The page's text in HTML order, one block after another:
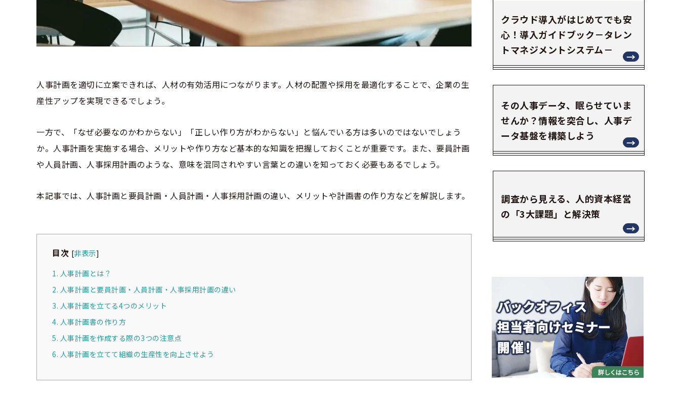
人事計画を適切に立案できれば、人材の有効活用につながります。人材の配置や採用を最適化することで、企業の生
産性アップを実現できるでしょう。
一方で、「なぜ必要なのかわからない」「正しい作り方がわからない」と悩んでいる方は多いのではないでしょう
か。人事計画を実施する場合、メリットや作り方など基本的な知識を把握しておくことが重要です。また、要員計画
や人員計画、人事採用計画のような、意味を混同されやすい言葉との違いを知っておく必要もあるでしょう。
本記事では、人事計画と要員計画・人員計画・人事採用計画の違い、メリットや計画書の作り方などを解説します。
目次 [非表示]
1. 人事計画とは？
2. 人事計画と要員計画・人員計画・人事採用計画の違い
3. 人事計画を立てる4つのメリット
4. 人事計画書の作り方
5. 人事計画を作成する際の3つの注意点
6. 人事計画を立てて組織の生産性を向上させよう
クラウド導入がはじめてでも安
心！導入ガイドブック－タレン
トマネジメントシステム－
その人事データ、眠らせていま
せんか？情報を突合し、人事デ
ータ基盤を構築しよう
調査から見える、人的資本経営
の「3大課題」と解決策